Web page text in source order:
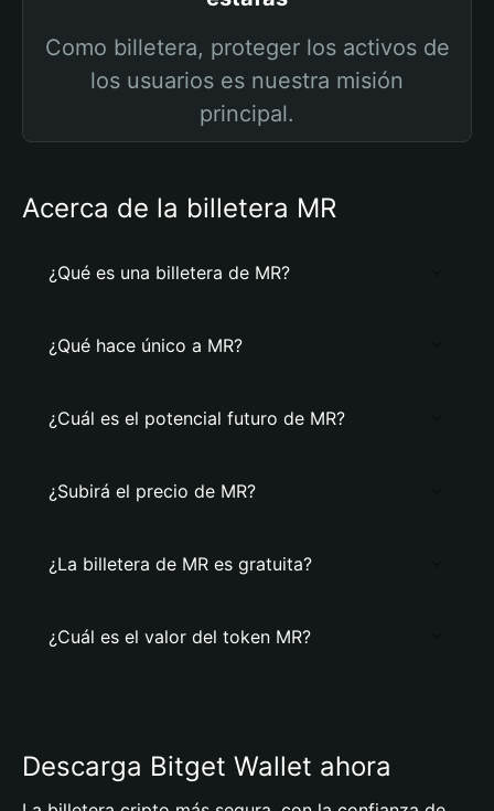
Como billetera, proteger los activos de
los usuarios es nuestra misión
principal.
Acerca de la billetera MR
¿Qué es una billetera de MR?
¿Qué hace único a MR?
¿Cuál es el potencial futuro de MR?
¿Subirá el precio de MR?
¿La billetera de MR es gratuita?
¿Cuál es el valor del token MR?
Descarga Bitget Wallet ahora